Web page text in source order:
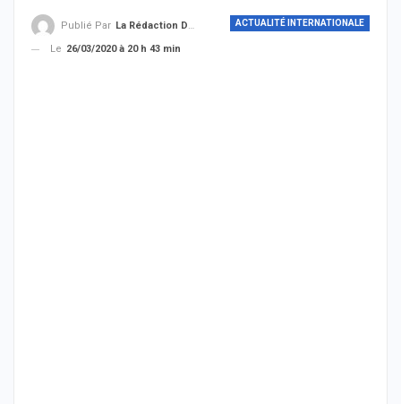
ACTUALITÉ INTERNATIONALE
Publié Par La Rédaction De THIEYSENEGAL.com
Le 26/03/2020 à 20 h 43 min